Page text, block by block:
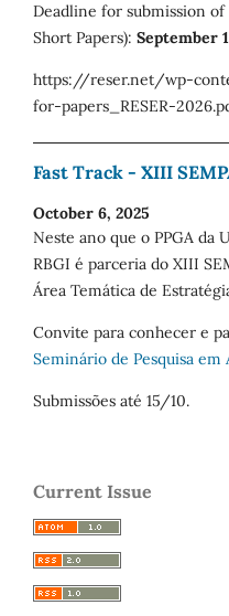
Deadline for submission
Short Papers): September
https://reser.net/wp-
for-papers_RESER-
Fast Track - XIII
October 6, 2025
Neste ano que o PPGA da
RBGI é parceria do XIII
Área Temática de
Convite para conhecer e
Seminário de Pesquisa em
Submissões até 15/10.
Current Issue